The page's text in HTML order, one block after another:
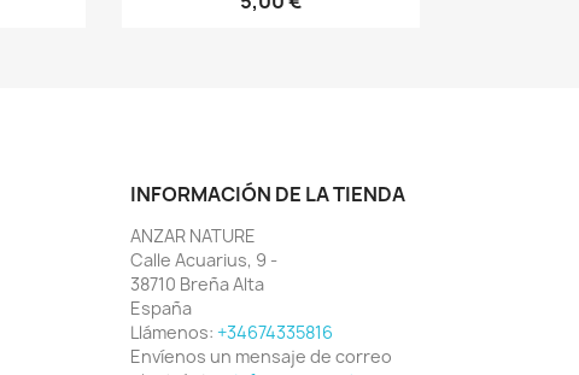
INFORMACIÓN DE LA TIENDA
ANZAR NATURE
Calle Acuarius, 9 -
38710 Breña Alta
España
Llámenos: +34674335816
Envíenos un mensaje de correo